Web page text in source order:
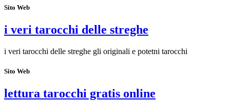
Sito Web
i veri tarocchi delle streghe
i veri tarocchi delle streghe gli originali e potetni tarocchi
Sito Web
lettura tarocchi gratis online